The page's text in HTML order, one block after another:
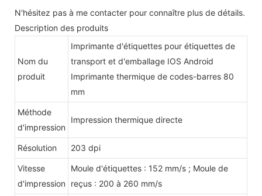
N'hésitez pas à me contacter pour connaître plus de détails.
Description des produits
Nom du
produit
Imprimante d'étiquettes pour étiquettes de
transport et d'emballage IOS Android
Imprimante thermique de codes-barres 80
mm
Méthode
d'impression
Impression thermique directe
Résolution 203 dpi
Vitesse
d'impression
Moule d'étiquettes : 152 mm/s ; Moule de
reçus : 200 à 260 mm/s